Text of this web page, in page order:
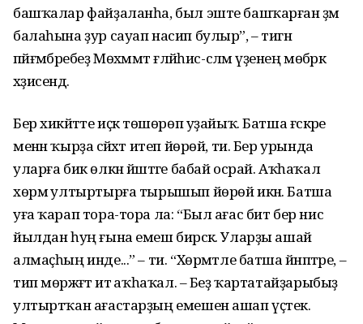
башҡалар файҙаланһа, был эште башҡарған әҙәм
балаһына ҙур сауап насип булыр”, – тигән
пәйғәмбәребеҙ Мөхәммәт ғәләйһис-сәләм үҙенең мөбәрәк
хәҙисендә.
Бер хикәйәтте иҫкә төшөрөп уҙайыҡ. Батша ғәскәре
менән ҡырҙа сәйәхәт итеп йөрөй, ти. Бер урында
уларға бик өлкән йәштәге бабай осрай. Аҡһаҡал
хөрмә ултыртырға тырышып йөрөй икән. Батша
уға ҡарап тора-тора ла: “Был ағас бит бер нисә
йылдан һуң ғына емеш бирәсәк. Уларҙы ашай
алмаҫһың инде...” – ти. “Хөрмәтле батша йәнәптәре, –
тип мөрәжәғәт итә аҡһаҡал. – Беҙ ҡартатайҙарыбыҙ
ултыртҡан ағастарҙың емешен ашап үҫтек.